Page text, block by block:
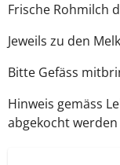
Frische Rohmilch
Jeweils zu den
Bitte Gefäss
Hinweis gemäss
abgekocht werden